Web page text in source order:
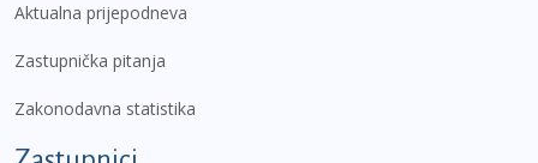
Aktualna prijepodneva
Zastupnička pitanja
Zakonodavna statistika